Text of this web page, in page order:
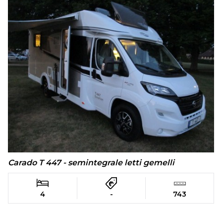
Carado T 447 - semintegrale letti gemelli
4 - 743